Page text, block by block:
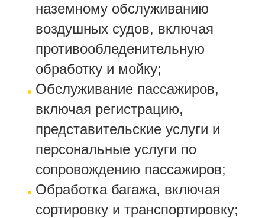
наземному обслуживанию
воздушных судов, включая
противообледенительную
обработку и мойку;
Обслуживание пассажиров,
включая регистрацию,
представительские услуги и
персональные услуги по
сопровождению пассажиров;
Обработка багажа, включая
сортировку и транспортировку;